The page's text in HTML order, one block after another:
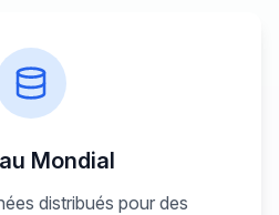
Mondial
distribués pour des